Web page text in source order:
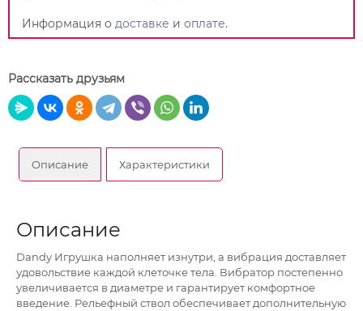
Информация о доставке и оплате.
Рассказать друзьям
Описание Характеристики
Описание
Dandy Игрушка наполняет изнутри, а вибрация доставляет
удовольствие каждой клеточке тела. Вибратор постепенно
увеличивается в диаметре и гарантирует комфортное
введение. Рельефный ствол обеспечивает дополнительную